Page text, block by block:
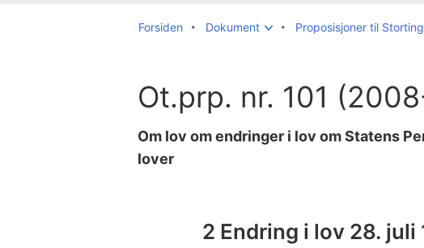
Forsiden Dokument Proposisjoner til
Ot.prp. nr. 101
Om lov om endringer i lov om Statens
lover
2 Endring i lov 28. juli